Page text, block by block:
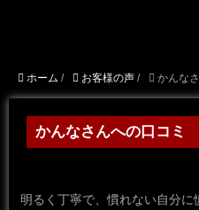
ホーム / お客様の声 / かんな
かんなさんへの口コミ
明るく丁寧で、慣れない自分